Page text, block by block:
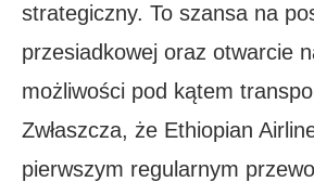
strategiczny. To szansa na
przesiadkowej oraz otwarcie
możliwości pod kątem
Zwłaszcza, że Ethiopian
pierwszym regularnym